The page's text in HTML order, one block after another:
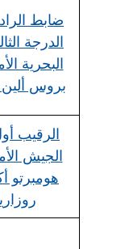
ضابط
الدرجة
البحرية
بروس ألين
الرقيب
الجيش
هومبرتو